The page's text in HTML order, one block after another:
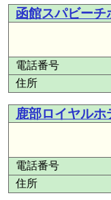
函館スパビー
電話番号
住所
鹿部ロイヤルホ
電話番号
住所